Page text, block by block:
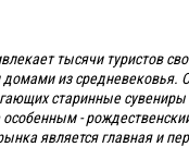
тысячи туристов
из средневековья.
старинные
-
является главная и